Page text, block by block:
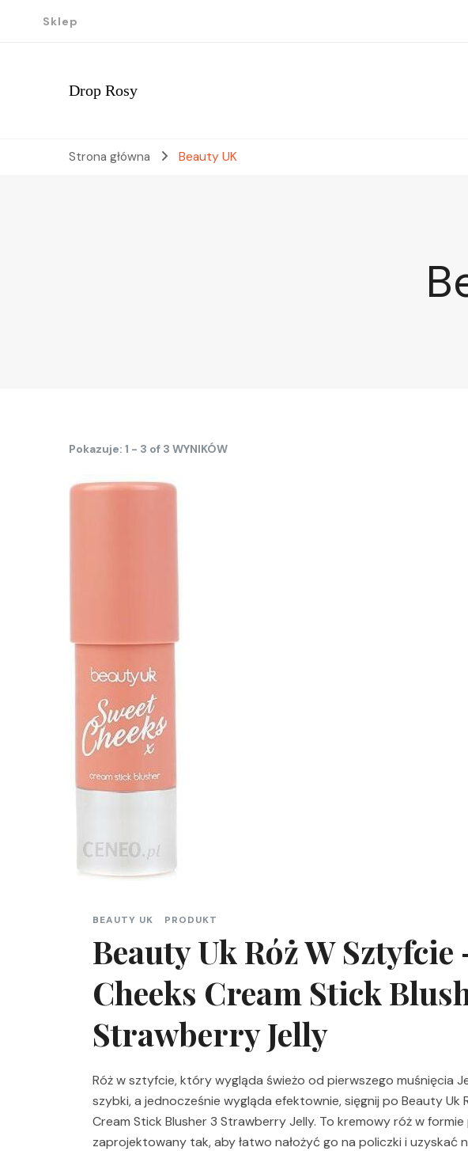
Sklep
Drop Rosy
Strona główna Beauty UK
Pokazuje: 1 - 3 of 3 WYNIKÓW
BEAUTY UK PRODUKT
Beauty Uk Róż W Sztyfcie
Cheeks Cream Stick
Strawberry Jelly
Róż w sztyfcie, który wygląda świeżo od pierwszego muśnięcia
szybki, a jednocześnie wygląda efektownie, sięgnij po Beauty Uk
Cream Stick Blusher 3 Strawberry Jelly. To kremowy róż w
zaprojektowany tak, aby łatwo nałożyć go na policzki i uzyskać